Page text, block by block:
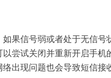
果信号弱或者处于无信号
尝试关闭并重新开启手机
出现问题也会导致短信接